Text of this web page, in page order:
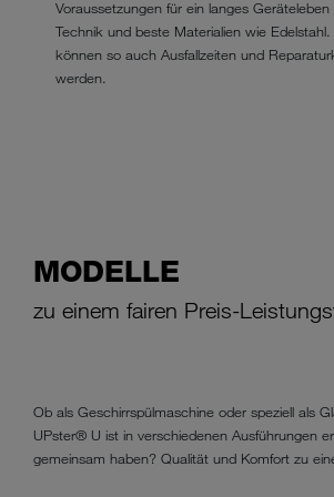
Voraussetzungen für ein langes
Technik und beste Materialien wie
können so auch Ausfallzeiten und
werden.
MODELLE
zu einem fairen Preis-
Ob als Geschirrspülmaschine oder speziell als
UPster® U ist in verschiedenen Ausführungen
gemeinsam haben? Qualität und Komfort zu